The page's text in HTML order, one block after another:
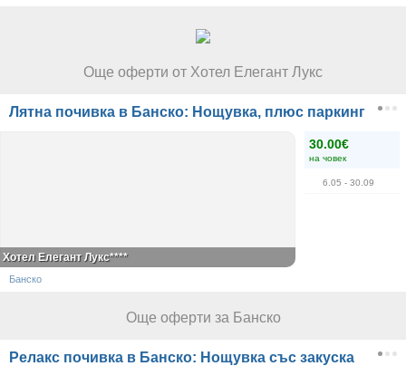
Още оферти от Хотел Елегант Лукс
Лятна почивка в Банско: Нощувка, плюс паркинг
30.00€
на човек
6.05 - 30.09
Хотел Елегант Лукс****
Банско
Още оферти за Банско
Релакс почивка в Банско: Нощувка със закуска